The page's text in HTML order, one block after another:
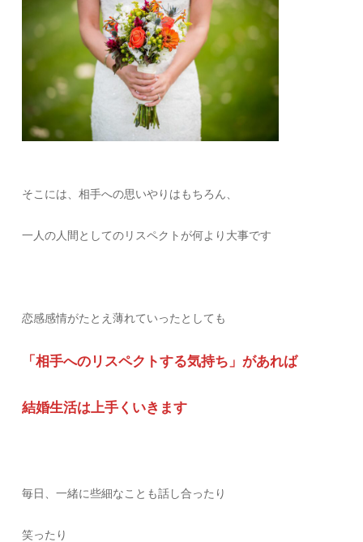
そこには、相手への思いやりはもちろん、
一人の人間としてのリスペクトが何より大事です
恋感感情がたとえ薄れていったとしても
「相手へのリスペクトする気持ち」があれば
結婚生活は上手くいきます
毎日、一緒に些細なことも話し合ったり
笑ったり